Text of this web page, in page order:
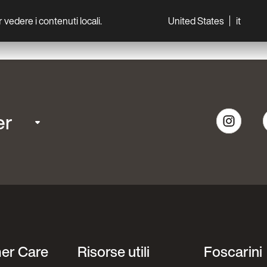
vedere i contenuti locali. United States it
Care Risorse utili Foscarini